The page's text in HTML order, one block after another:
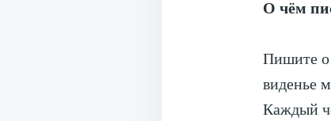
О чём
Пишите о
виденье
Каждый